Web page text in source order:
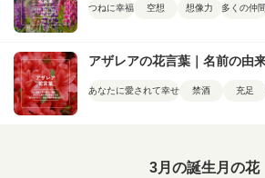
つねに幸福 空想 想像力 多くの仲間
アザレアの花言葉｜名前の由
あなたに愛されて幸せ 禁酒 充足
3月の誕生月の花